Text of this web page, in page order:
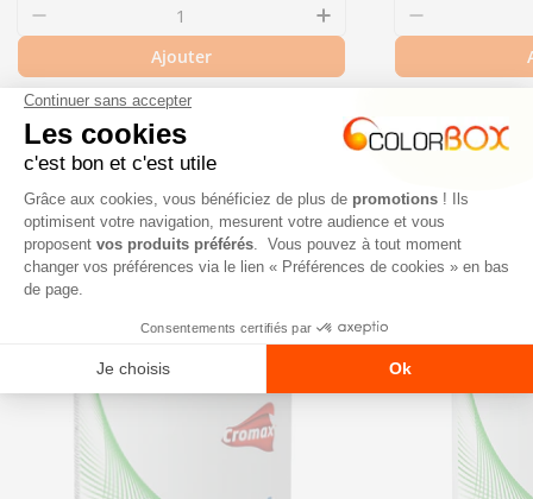
régulier
Diminuer la quantité pour 9973 - Rivet
Augmenter la
Ajouter
régulier
Diminuer
NOS NOUVEAUTÉS
TOUT VOIR